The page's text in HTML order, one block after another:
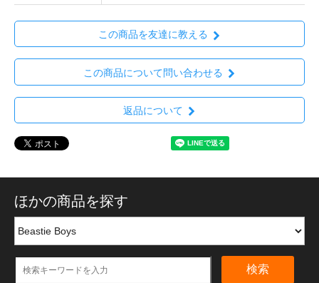
この商品を友達に教える
この商品について問い合わせる
返品について
ほかの商品を探す
検索